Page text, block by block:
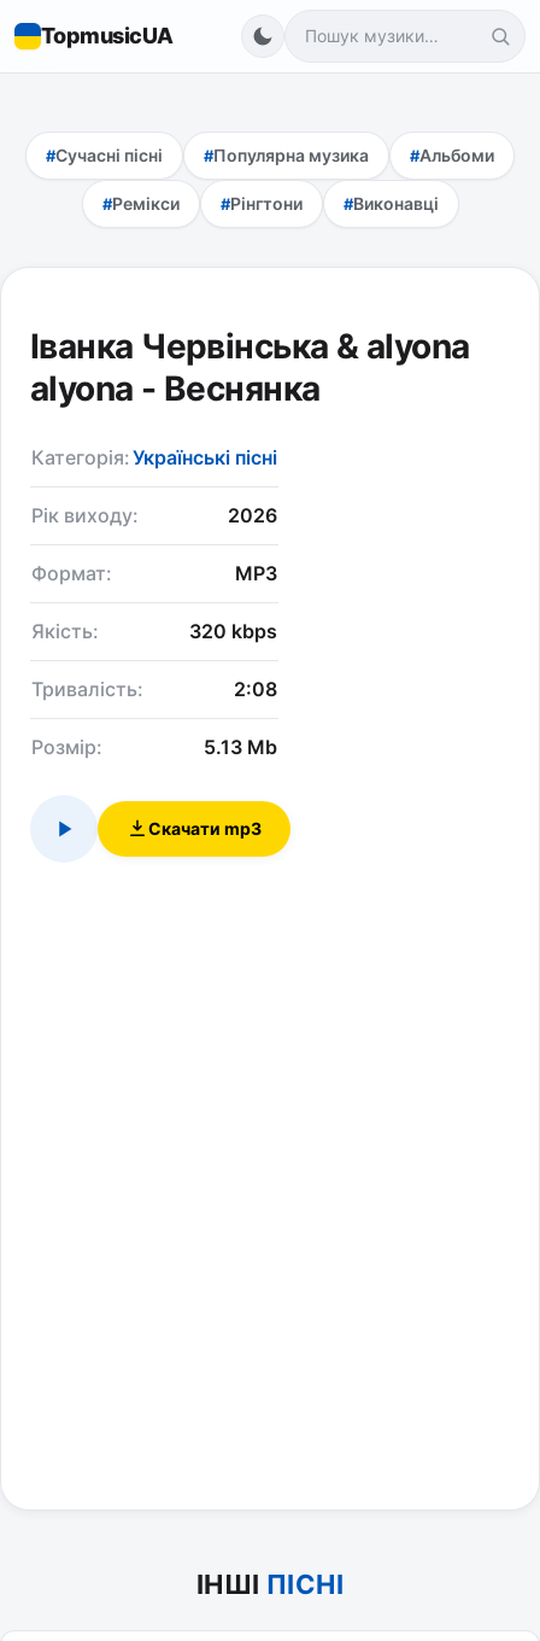
TopmusicUA
Сучасні пісні Популярна музика Альбоми
Ремікси Рінгтони Виконавці
Іванка Червінська & alyona
alyona - Веснянка
Категорія:Українські пісні
Рік виходу: 2026
Формат: MP3
Якість: 320 kbps
Тривалість: 2:08
Розмір: 5.13 Mb
Скачати mp3
ІНШІ ПІСНІ